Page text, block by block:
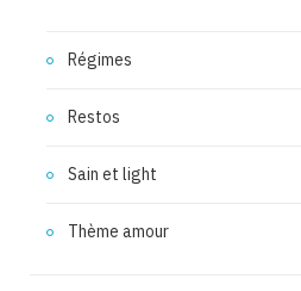
Régimes
Restos
Sain et light
Thème amour